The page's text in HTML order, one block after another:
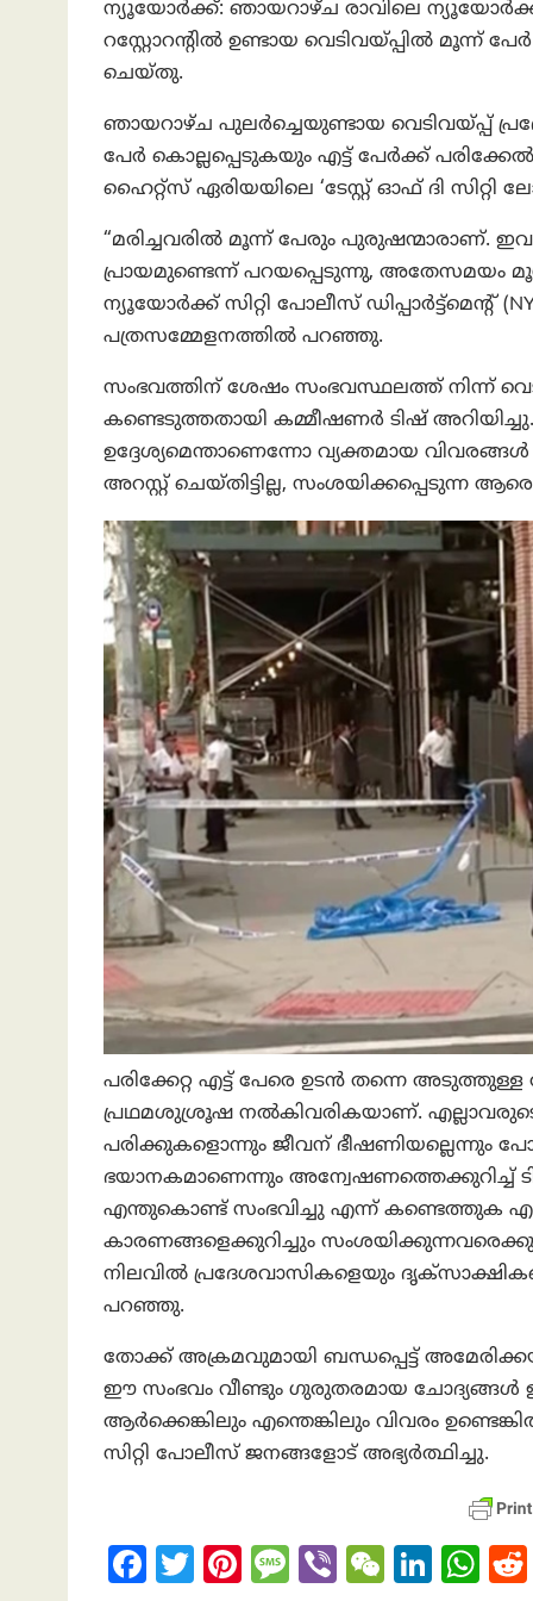
ന്യൂയോര്‍ക്ക്: ഞായറാഴ്ച രാവിലെ
റസ്റ്റോറന്റിൽ ഉണ്ടായ വെടിവയ്പ്പിൽ മൂന്ന്
ചെയ്തു.
ഞായറാഴ്ച പുലർച്ചെയുണ്ടായ വെടിവയ്പ്പ്
പേർ കൊല്ലപ്പെടുകയും എട്ട് പേർക്ക്
ഹൈറ്റ്സ് ഏരിയയിലെ ‘ടേസ്റ്റ് ഓഫ് ദി
“മരിച്ചവരിൽ മൂന്ന് പേരും പുരുഷന്മാരാണ്.
പ്രായമുണ്ടെന്ന് പറയപ്പെടുന്നു, അതേസമയം
ന്യൂയോർക്ക് സിറ്റി പോലീസ് ഡിപ്പാർട്ട്‌മെന്റ്
പത്രസമ്മേളനത്തിൽ പറഞ്ഞു.
സംഭവത്തിന് ശേഷം സംഭവസ്ഥലത്ത് നിന്ന്
കണ്ടെടുത്തതായി കമ്മീഷണർ ടിഷ്
ഉദ്ദേശ്യമെന്താണെന്നോ വ്യക്തമായ
അറസ്റ്റ് ചെയ്തിട്ടില്ല, സംശയിക്കപ്പെടുന്ന
പരിക്കേറ്റ എട്ട് പേരെ ഉടൻ തന്നെ
പ്രഥമശുശ്രൂഷ നൽകിവരികയാണ്.
പരിക്കുകളൊന്നും ജീവന് ഭീഷണിയല്ലെന്നും
ഭയാനകമാണെന്നും അന്വേഷണത്തെക്കുറിച്ച്
എന്തുകൊണ്ട് സംഭവിച്ചു എന്ന് കണ്ടെത്തുക
കാരണങ്ങളെക്കുറിച്ചും
നിലവിൽ പ്രദേശവാസികളെയും
പറഞ്ഞു.
തോക്ക് അക്രമവുമായി ബന്ധപ്പെട്ട്
ഈ സംഭവം വീണ്ടും ഗുരുതരമായ ചോദ്യങ്ങൾ
ആർക്കെങ്കിലും എന്തെങ്കിലും വിവരം
സിറ്റി പോലീസ് ജനങ്ങളോട് അഭ്യർത്ഥിച്ചു.
Fa T
Pi M Vi W Li W